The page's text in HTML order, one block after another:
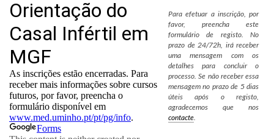
Para efetuar a inscrição, por
favor, preencha este
formulário de registo. No
prazo de 24/72h, irá receber
uma mensagem com os
detalhes para concluir o
processo. Se não receber essa
mensagem no prazo de 5 dias
úteis após o registo,
agradecemos que nos
contacte.